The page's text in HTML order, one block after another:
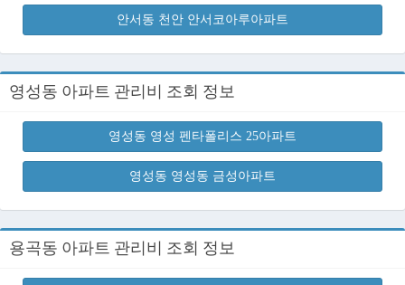
안서동 천안 안서코아루아파트
영성동 아파트 관리비 조회 정보
영성동 영성 펜타폴리스 25아파트
영성동 영성동 금성아파트
용곡동 아파트 관리비 조회 정보